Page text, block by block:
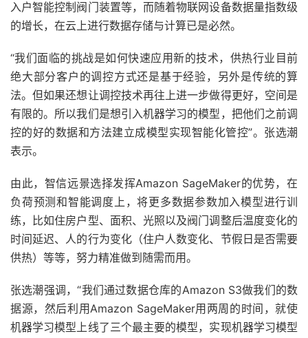
入户智能控制阀门装置等，而随着物联网设备数据量指数级
的增长，在云上进行数据存储与计算已是必然。
“我们面临的挑战是如何快速应用新的技术，供热行业目前
绝大部分客户的调控方式还是基于经验，另外是传统的算
法。但如果还想让调控技术再往上进一步做得更好，空间是
有限的。所以我们是想引入机器学习的模型，把他们之前调
控的好的数据和方法建立成模型实现智能化管控”。张选潮
表示。
由此，智信远景选择发挥Amazon SageMaker的优势，在
负荷预测和智能调度上，将更多数据参数加入模型进行训
练，比如住房户型、面积、光照以及阀门调整后温度变化的
时间延迟、人的行为变化（住户人数变化、节假日是否需要
供热）等等，努力精准做到随需而用。
张选潮强调，“我们通过数据仓库的Amazon S3做我们的数
据源，然后利用Amazon SageMaker用两周的时间，就使
机器学习模型上线了三个最主要的模型，实现机器学习模型